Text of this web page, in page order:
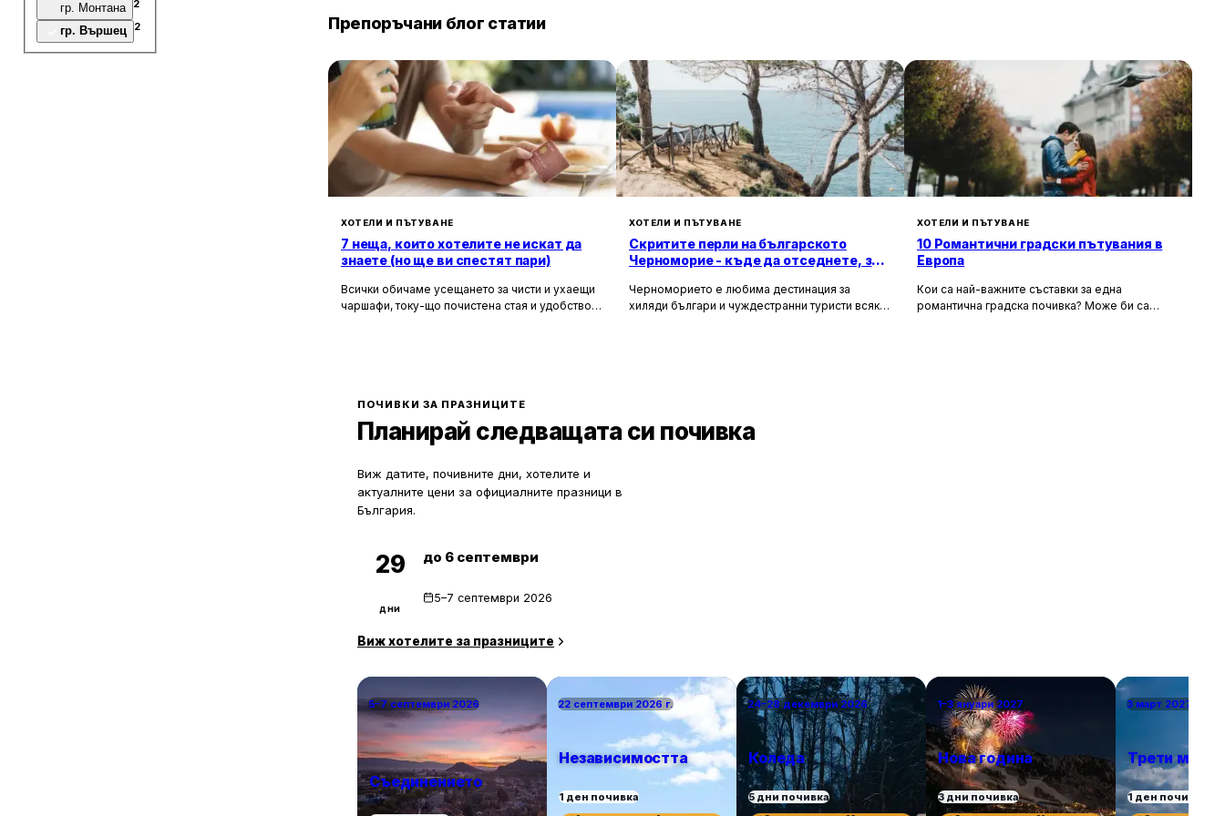
гр. Монтана 2
гр. Вършец 2 Препоръчани блог статии
ХОТЕЛИ И ПЪТУВАНЕ
7 неща, които хотелите не искат да
знаете (но ще ви спестят пари)
Всички обичаме усещането за чисти и ухаещи
чаршафи, току-що почистена стая и удобството
могат да олекотят портфейла ви значително.
ХОТЕЛИ И ПЪТУВАНЕ
Скритите перли на българското
Черноморие - къде да отседнете, за
Черноморието е любима дестинация за
хиляди българи и чуждестранни туристи всяка
спокойствие, лично пространство, възможност
ХОТЕЛИ И ПЪТУВАНЕ
10 Романтични градски пътувания в
Европа
Кои са най-важните съставки за една
романтична градска почивка? Може би са
ПОЧИВКИ ЗА ПРАЗНИЦИТЕ
Планирай следващата си почивка
Виж датите, почивните дни, хотелите и
актуалните цени за официалните празници в
България.
29
дни
до 6 септември
5–7 септември 2026
Виж хотелите за празниците
5–7 септември 2026
Съединението
22 септември 2026 г.
Независимостта
1 ден почивка
24–28 декември 2026
Коледа
5 дни почивка
1–3 януари 2027
Нова година
3 дни почивка
3 март 2027 г.
Трети март
1 ден почивка